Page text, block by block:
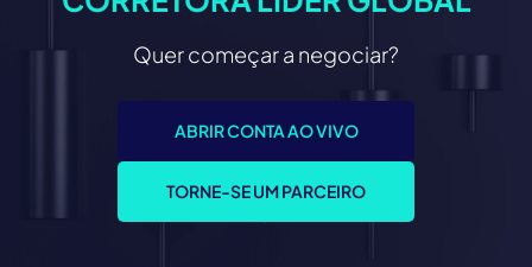
Quer começar a negociar?
ABRIR CONTA AO VIVO
TORNE-SE UM PARCEIRO